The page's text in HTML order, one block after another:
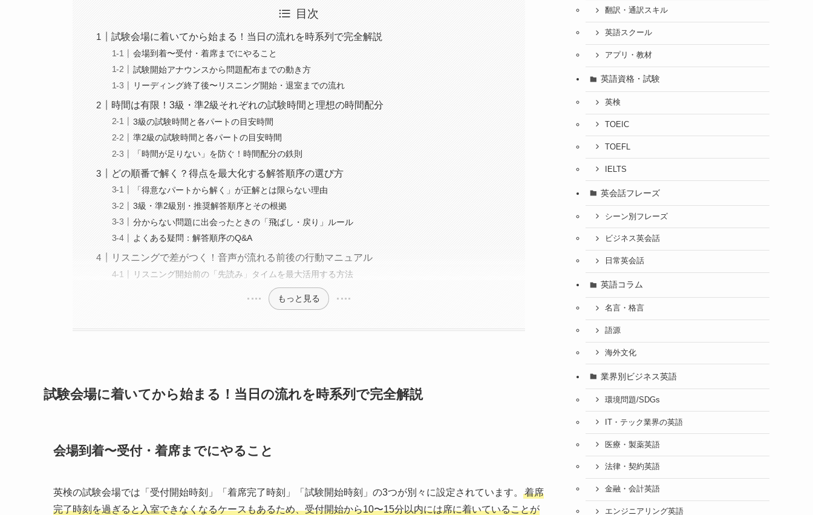
目次
試験会場に着いてから始まる！当日の流れを時系列で完全解説
会場到着〜受付・着席までにやること
試験開始アナウンスから問題配布までの動き方
リーディング終了後〜リスニング開始・退室までの流れ
時間は有限！3級・準2級それぞれの試験時間と理想の時間配分
3級の試験時間と各パートの目安時間
準2級の試験時間と各パートの目安時間
「時間が足りない」を防ぐ！時間配分の鉄則
どの順番で解く？得点を最大化する解答順序の選び方
「得意なパートから解く」が正解とは限らない理由
3級・準2級別・推奨解答順序とその根拠
分からない問題に出会ったときの「飛ばし・戻り」ルール
よくある疑問：解答順序のQ&A
リスニングで差がつく！音声が流れる前後の行動マニュアル
リスニング開始前の「先読み」タイムを最大活用する方法
もっと見る
試験会場に着いてから始まる！当日の流れを時系列で完全解説
会場到着〜受付・着席までにやること
英検の試験会場では「受付開始時刻」「着席完了時刻」「試験開始時刻」の3つが別々に設定されています。
着席
完了時刻を過ぎると入室できなくなるケースもあるため、受付開始から10〜15分以内には席に着いていることが
翻訳・通訳スキル
英語スクール
アプリ・教材
英語資格・試験
英検
TOEIC
TOEFL
IELTS
英会話フレーズ
シーン別フレーズ
ビジネス英会話
日常英会話
英語コラム
名言・格言
語源
海外文化
業界別ビジネス英語
環境問題/SDGs
IT・テック業界の英語
医療・製薬英語
法律・契約英語
金融・会計英語
エンジニアリング英語